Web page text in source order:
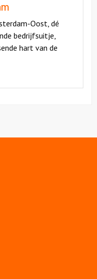
Oost, dé
bedrijfsuitje,
hart van de